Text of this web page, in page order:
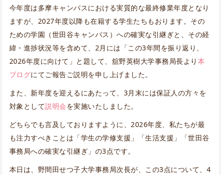
今年度は多摩キャンパスにおける実質的な最終修業年度となり
ますが、2027年度以降も在籍する学生たちもおります。その
ための学園（世田谷キャンパス）への確実な引継ぎと、その経
緯・進捗状況等を含めて、2月には「この3年間を振り返り、
2026年度に向けて」と題して、舘野英樹大学事務局長より 本
ブログにてご報告ご説明を申し上げました。
また、新年度を迎えるにあたって、3月末には保証人の方々を
対象として説明会を実施いたしました。
どちらでも言及しておりますように、2026年度、私たちが最
も注力すべきことは「学生の学修支援」「生活支援」「世田谷
事務局への確実な引継ぎ」の3点です。
本日は、野間田せつ子大学事務局次長が、この3点について、4